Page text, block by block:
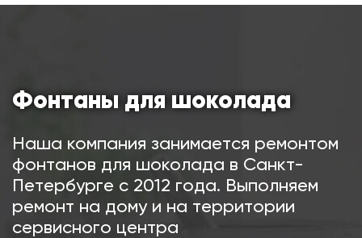
Фонтаны для шоколада
Наша компания занимается ремонтом
фонтанов для шоколада в Санкт-
Петербурге с 2012 года. Выполняем
ремонт на дому и на территории
сервисного центра